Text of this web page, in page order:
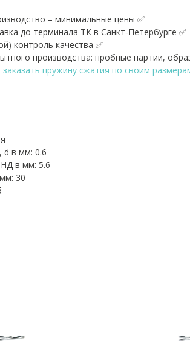
– минимальные цены ✅
до терминала ТК в Санкт‑Петербурге ✅
контроль качества ✅
производства: пробные партии,
заказать пружину сжатия по своим
d в мм: 0.6
в мм: 5.6
30